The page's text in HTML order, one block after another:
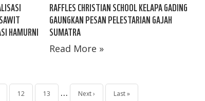
HAMURNI
RAFFLES CHRISTIAN SCHOOL KELAPA GADING
GAUNGKAN PESAN PELESTARIAN GAJAH
SUMATRA
Read More »
Page
12 Page
13 … Halaman
Next › Last
Last »